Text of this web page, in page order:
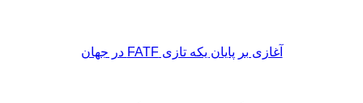
آغازی بر پایان یکه تازی FATF در جهان